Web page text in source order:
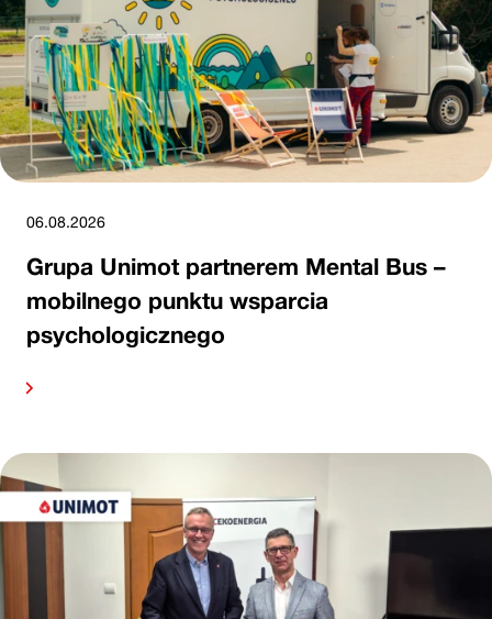
06.08.2026
Grupa Unimot partnerem Mental Bus –
mobilnego punktu wsparcia
psychologicznego